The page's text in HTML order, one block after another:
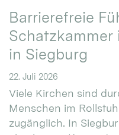
Barrierefreie
Schatzkammer
in Siegburg
22. Juli 2026
Viele Kirchen sind
Menschen im
zugänglich. In